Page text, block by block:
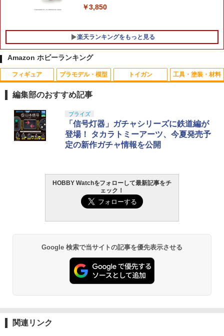
￥3,850
楽天ランキングをもっと見る
1
GLOCK-07 GLK-07 【強化/リペア
に！】GUARDER ガーダー 強化ピスト
ンカップ(GLOCK-07)★東京マルイGLO
配送可能］
￥440
ARDER マガジンフォロワー ブロック G
BBマガジン用◆各ガスブローバックハン
ドガンマガジン対応［全国一律300円配
送可能］
￥580
フランス軍放出品 ブーニーハット CCE
デザート迷彩 [ 良い / 58 ] ブッシュハッ
ト サファリハット ジャングルハット レ
ンジャーハット つば広帽 バケットハッ
1
タミヤ OP.1642 4mmフランジロックナ
ット （ブラック） 8個
￥308
RIDE 35401 1/10 M-シャシー用60サイズ
￥495
4
Reve D US-B445S ユニバーサルシャフ
Amazon ホビーランキング
フィギュア
1
TAMASHII NATIONS オリジン・オブ・
バルキリー 超時空要塞マクロス VF-1J
バルキリー45th Anniv. 約225mm ABS&
ダイキャスト製 塗装済み可動フィギュア
TAMASHII NATIONS S.H.フィギュアー
ツ 呪術廻戦 伏黒甚爾 約155mm PVC&A
TAMASHII NATIONS S.H.フィギュアー
ツ TV アニメ「呪術廻戦」 脹相 約150m
m PVC&ABS製 塗装済み可動フィギュア
プラモデル・模型
1
Blokees スター ウォーズ マンダロリア
ン&グローグー CC05 ディン ジャリン&
グローグー ABS樹脂&PVC製 組み立て式
プラスチックモデル
BANDAI SPIRITS(バンダイ スピリッツ)
30MM xEXM-000 ゼノヴァルト 1/144ス
BANDAI SPIRITS(バンダイ スピリッツ)
RG 機動戦士ガンダム 逆襲のシャア νガ
ンダム 1/144スケール 色分け済みプラモ
トイガン
1
東京マルイ(TOKYO MARUI) No.25 コル
ト ガバメント HG 18歳以上エアーHOP
ハンドガン
￥3,384
東京マルイ(TOKYO MARUI) No.21 H&K
USP HG 18歳以上エアーHOPハンドガン
東京マルイ (TOKYO MARUI) ガスブロー
バックマシンガン No.14 20式 5.56mm
小銃 18歳以上 ガスブローバック
￥190,000
4
工具・塗装・材料
1
LOCTITE(ロックタイト) シールはがし
プレミアム 220ml
￥1,013
タミヤ クラフトツールシリーズ No.123
先細薄刃ニッパー (ゲートカット用) プラ
モデル用工具 74123
￥2,691
GSIクレオス Mr.トップコート 水性プレ
ミアムトップコートスプレー 光沢 88ml
ホビー用仕上材 B601
編集部のおすすめ記事
プライズ
「信号灯器」ガチャシリーズに鉄道編が
登場！ タカラトミーアーツ、今夏発売予
定の新作ガチャ情報を公開
HOBBY Watchをフォローして最新記事をチ
ェック！
Google 検索で当サイトの記事を優先表示させる
関連リンク